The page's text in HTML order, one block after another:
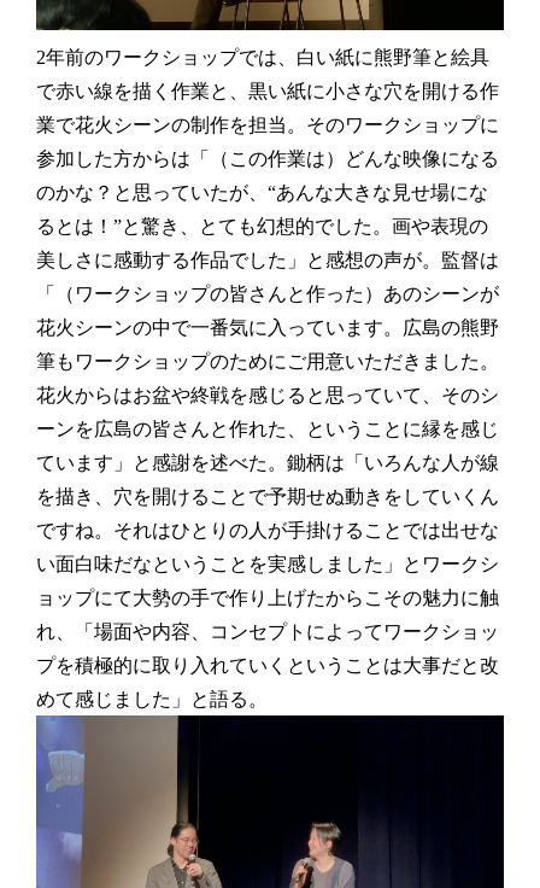
2年前のワークショップでは、白い紙に熊野筆と絵具
で赤い線を描く作業と、黒い紙に小さな穴を開ける作
業で花火シーンの制作を担当。そのワークショップに
参加した方からは「（この作業は）どんな映像になる
のかな？と思っていたが、“あんな大きな見せ場にな
るとは！”と驚き、とても幻想的でした。画や表現の
美しさに感動する作品でした」と感想の声が。監督は
「（ワークショップの皆さんと作った）あのシーンが
花火シーンの中で一番気に入っています。広島の熊野
筆もワークショップのためにご用意いただきました。
花火からはお盆や終戦を感じると思っていて、そのシ
ーンを広島の皆さんと作れた、ということに縁を感じ
ています」と感謝を述べた。鋤柄は「いろんな人が線
を描き、穴を開けることで予期せぬ動きをしていくん
ですね。それはひとりの人が手掛けることでは出せな
い面白味だなということを実感しました」とワークシ
ョップにて大勢の手で作り上げたからこその魅力に触
れ、「場面や内容、コンセプトによってワークショッ
プを積極的に取り入れていくということは大事だと改
めて感じました」と語る。